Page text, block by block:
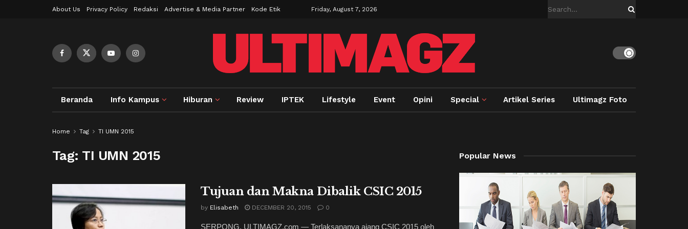
About Us Privacy Policy Redaksi Advertise & Media Partner Kode Etik Friday, August 7, 2026
Beranda Info Kampus Hiburan Review IPTEK Lifestyle Event Opini Special Artikel Series Ultimagz Foto
Home Tag TI UMN 2015
Tag: TI UMN 2015
Tujuan dan Makna Dibalik CSIC 2015
by Elisabeth DECEMBER 20, 2015 0
SERPONG, ULTIMAGZ.com — Terlaksananya ajang CSIC 2015 oleh
Popular News